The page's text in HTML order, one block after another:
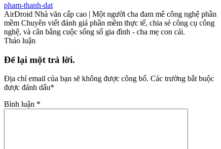
pham-thanh-dat
AirDroid Nhà văn cấp cao | Một người cha đam mê công nghệ phần
mềm Chuyên viết đánh giá phần mềm thực tế, chia sẻ công cụ công
nghệ, và cân bằng cuộc sống số gia đình - cha mẹ con cái.
Thảo luận
Để lại một trả lời.
Địa chỉ email của bạn sẽ không được công bố. Các trường bắt buộc
được đánh dấu*
Bình luận *